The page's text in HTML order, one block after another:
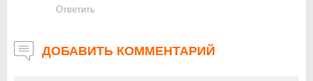
Ответить
ДОБАВИТЬ КОММЕНТАРИЙ